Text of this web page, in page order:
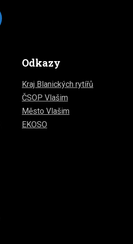
Odkazy
Kraj Blanických rytířů
ČSOP Vlašim
Město Vlašim
EKOSO